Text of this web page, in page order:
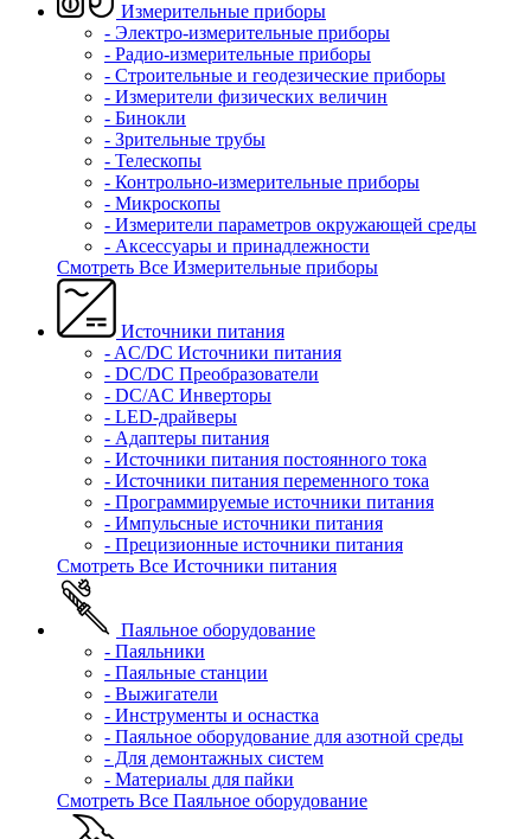
Измерительные приборы
- Электро-измерительные приборы
- Радио-измерительные приборы
- Строительные и геодезические приборы
- Измерители физических величин
- Бинокли
- Зрительные трубы
- Телескопы
- Контрольно-измерительные приборы
- Микроскопы
- Измерители параметров окружающей среды
- Аксессуары и принадлежности
Смотреть Все Измерительные приборы
Источники питания
- AC/DC Источники питания
- DC/DC Преобразователи
- DC/AC Инверторы
- LED-драйверы
- Адаптеры питания
- Источники питания постоянного тока
- Источники питания переменного тока
- Программируемые источники питания
- Импульсные источники питания
- Прецизионные источники питания
Смотреть Все Источники питания
Паяльное оборудование
- Паяльники
- Паяльные станции
- Выжигатели
- Инструменты и оснастка
- Паяльное оборудование для азотной среды
- Для демонтажных систем
- Материалы для пайки
Смотреть Все Паяльное оборудование